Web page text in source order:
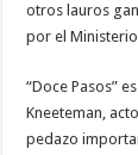
otros lauros
por el
“Doce Pasos”
Kneeteman,
pedazo